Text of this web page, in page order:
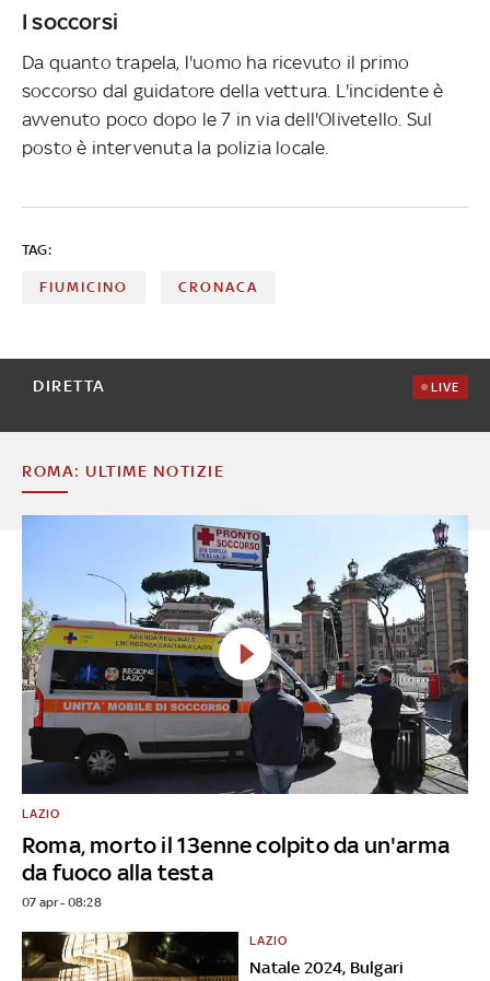
I soccorsi
Da quanto trapela, l'uomo ha ricevuto il primo
soccorso dal guidatore della vettura. L'incidente è
avvenuto poco dopo le 7 in via dell'Olivetello. Sul
posto è intervenuta la polizia locale.
TAG:
FIUMICINO CRONACA
DIRETTA LIVE
ROMA: ULTIME NOTIZIE
Roma, morto il 13enne colpito da un'arma
da fuoco alla testa
LAZIO
07 apr - 08:28
Natale 2024, Bulgari
LAZIO